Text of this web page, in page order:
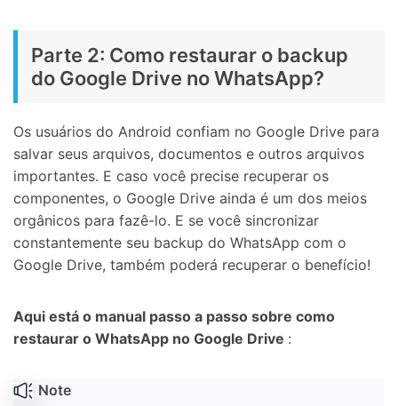
Parte 2: Como restaurar o backup
do Google Drive no WhatsApp?
Os usuários do Android confiam no Google Drive para
salvar seus arquivos, documentos e outros arquivos
importantes. E caso você precise recuperar os
componentes, o Google Drive ainda é um dos meios
orgânicos para fazê-lo. E se você sincronizar
constantemente seu backup do WhatsApp com o
Google Drive, também poderá recuperar o benefício!
Aqui está o manual passo a passo sobre como
restaurar o WhatsApp no Google Drive :
Note